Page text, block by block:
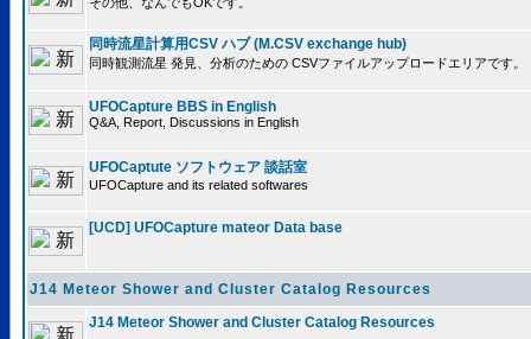
同時流星計算用CSV ハブ (M.CSV exchange hub)
同時観測流星 発見、分析のための CSVファイルアップロードエリアです。
UFOCapture BBS in English
Q&A, Report, Discussions in English
UFOCaptute ソフトウェア 談話室
UFOCapture and its related softwares
[UCD] UFOCapture mateor Data base
J14 Meteor Shower and Cluster Catalog Resources
J14 Meteor Shower and Cluster Catalog Resources